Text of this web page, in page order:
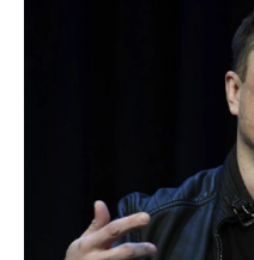
LOL
A-List